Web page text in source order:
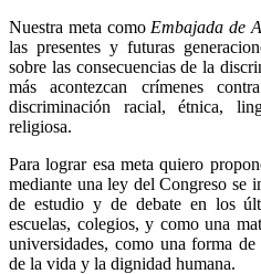
Nuestra meta como Embajada de
las presentes y futuras
sobre las consecuencias de la
más acontezcan crímenes
discriminación racial, étnica,
religiosa.
Para lograr esa meta quiero
mediante una ley del Congreso se
de estudio y de debate en los
escuelas, colegios, y como una
universidades, como una forma
de la vida y la dignidad humana.